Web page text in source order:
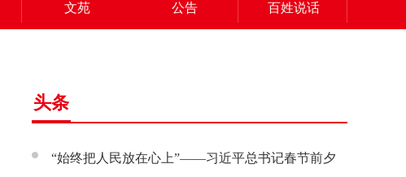
文苑 公告 百姓说话
头条
“始终把人民放在心上”——习近平总书记春节前夕